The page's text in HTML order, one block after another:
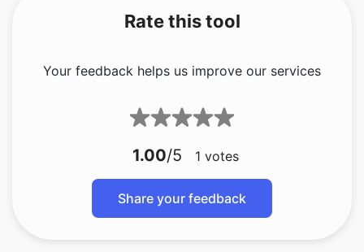
Rate this tool
Your feedback helps us improve our services
1.00/5 1 votes
Share your feedback